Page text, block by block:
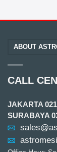
ABOUT
CALL
JAKARTA
SURABAYA